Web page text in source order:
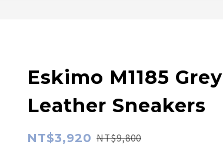
Eskimo M1185 Grey
Leather Sneakers
NT$3,920 NT$9,800